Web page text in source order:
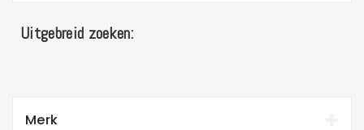
Uitgebreid zoeken:
Merk